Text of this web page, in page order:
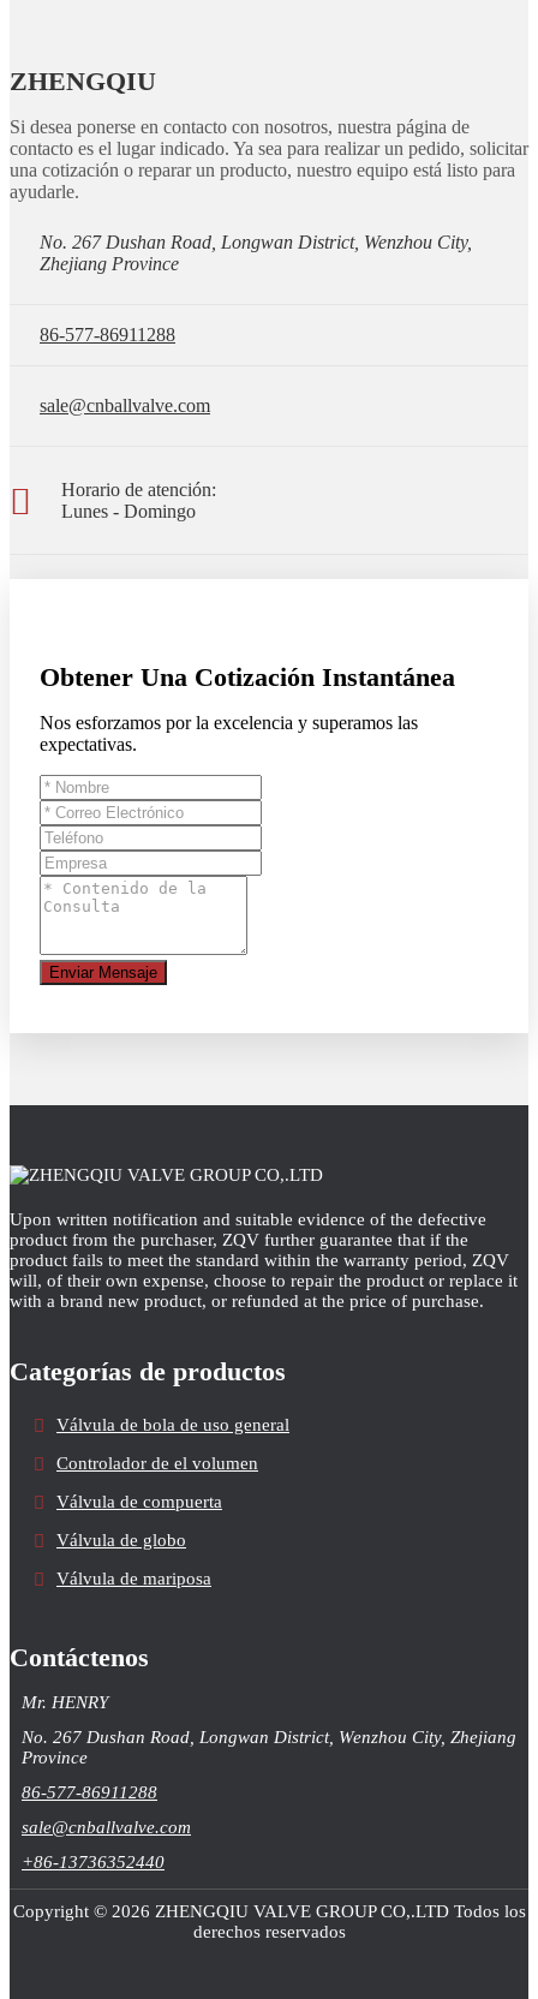
ZHENGQIU
Si desea ponerse en contacto con nosotros, nuestra página de
contacto es el lugar indicado. Ya sea para realizar un pedido, solicitar
una cotización o reparar un producto, nuestro equipo está listo para
ayudarle.
No. 267 Dushan Road, Longwan District, Wenzhou City,
Zhejiang Province
86-577-86911288
sale@cnballvalve.com
Horario de atención:
Lunes - Domingo
Obtener Una Cotización Instantánea
Nos esforzamos por la excelencia y superamos las
expectativas.
Enviar Mensaje
Upon written notification and suitable evidence of the defective
product from the purchaser, ZQV further guarantee that if the
product fails to meet the standard within the warranty period, ZQV
will, of their own expense, choose to repair the product or replace it
with a brand new product, or refunded at the price of purchase.
Categorías de productos
Válvula de bola de uso general
Controlador de el volumen
Válvula de compuerta
Válvula de globo
Válvula de mariposa
Contáctenos
Mr. HENRY
No. 267 Dushan Road, Longwan District, Wenzhou City, Zhejiang
Province
86-577-86911288
sale@cnballvalve.com
+86-13736352440
Copyright © 2026 ZHENGQIU VALVE GROUP CO,.LTD Todos los
derechos reservados